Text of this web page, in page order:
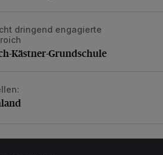
Kästner-Grundschule
dringend engagierte
Kästner-Grundschule